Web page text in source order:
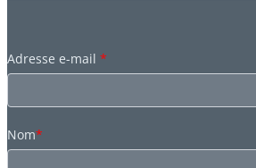
Adresse e-mail *
Nom*